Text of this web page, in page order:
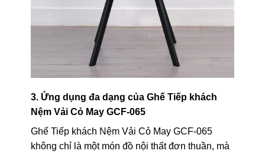
3. Ứng dụng đa dạng của Ghế Tiếp khách
Nệm Vải Cỏ May GCF-065
Ghế Tiếp khách Nệm Vải Cỏ May GCF-065
không chỉ là một món đồ nội thất đơn thuần, mà